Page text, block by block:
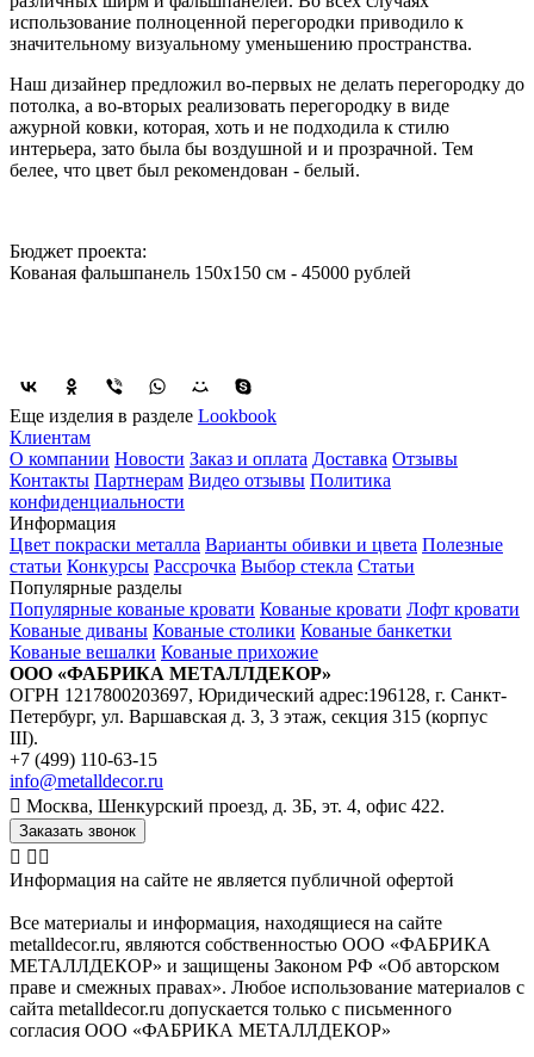
использование полноценной перегородки приводило к
значительному визуальному уменьшению пространства.
Наш дизайнер предложил во-первых не делать перегородку до
потолка, а во-вторых реализовать перегородку в виде
ажурной ковки, которая, хоть и не подходила к стилю
интерьера, зато была бы воздушной и и прозрачной. Тем
белее, что цвет был рекомендован - белый.
Бюджет проекта:
Кованая фальшпанель 150х150 см - 45000 рублей
Еще изделия в разделе Lookbook
Клиентам
О компании Новости Заказ и оплата Доставка Отзывы
Контакты Партнерам Видео отзывы Политика
конфиденциальности
Информация
Цвет покраски металла Варианты обивки и цвета Полезные
статьи Конкурсы Рассрочка Выбор стекла Статьи
Популярные разделы
Популярные кованые кровати Кованые кровати Лофт кровати
Кованые диваны Кованые столики Кованые банкетки
Кованые вешалки Кованые прихожие
ООО «ФАБРИКА МЕТАЛЛДЕКОР»
ОГРН 1217800203697, Юридический адрес:196128, г. Санкт-
Петербург, ул. Варшавская д. 3, 3 этаж, секция 315 (корпус
III).
+7 (499) 110-63-15
info@metalldecor.ru
Москва, Шенкурский проезд, д. 3Б, эт. 4, офис 422.
Заказать звонок
Информация на сайте не является публичной офертой
Все материалы и информация, находящиеся на сайте
metalldecor.ru, являются собственностью ООО «ФАБРИКА
МЕТАЛЛДЕКОР» и защищены Законом РФ «Об авторском
праве и смежных правах». Любое использование материалов с
сайта metalldecor.ru допускается только с письменного
согласия ООО «ФАБРИКА МЕТАЛЛДЕКОР»